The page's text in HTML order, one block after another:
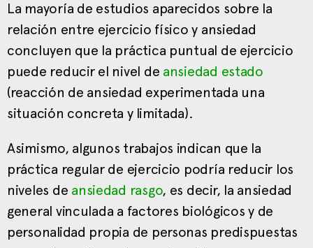
La mayoría de estudios aparecidos sobre la
relación entre ejercicio físico y ansiedad
concluyen que la práctica puntual de ejercicio
puede reducir el nivel de ansiedad estado
(reacción de ansiedad experimentada una
situación concreta y limitada).
Asimismo, algunos trabajos indican que la
práctica regular de ejercicio podría reducir los
niveles de ansiedad rasgo, es decir, la ansiedad
general vinculada a factores biológicos y de
personalidad propia de personas predispuestas